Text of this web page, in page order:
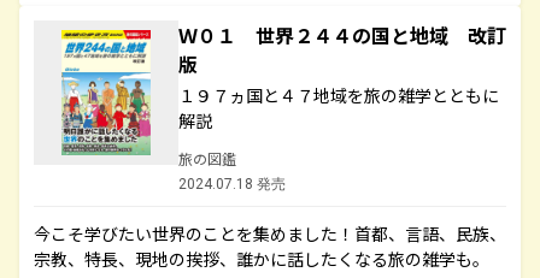
Ｗ０１ 世界２４４の国と地域 改訂
版
１９７ヵ国と４７地域を旅の雑学とともに
解説
旅の図鑑
2024.07.18 発売
今こそ学びたい世界のことを集めました！首都、言語、民族、
宗教、特長、現地の挨拶、誰かに話したくなる旅の雑学も。